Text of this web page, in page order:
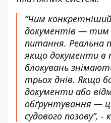
“Чим
документів — тим
питання. Реальна
якщо документи в
блокувань
трьох днів. Якщо
документи або
обґрунтування —
судового позову”,